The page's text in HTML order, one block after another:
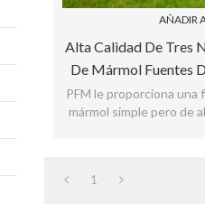
AÑADIR
Alta Calidad De Tres
De Mármol Fuentes
Venta
PFM le proporciona una
mármol simple pero de
1